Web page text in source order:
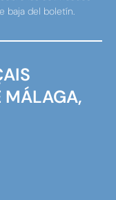
MÁLAGA,
baja del boletín.